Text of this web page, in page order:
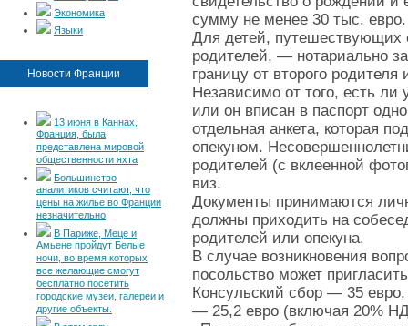
Экономика
Языки
Новости Франции
13 июня в Каннах,
Франция, была
представлена мировой
общественности яхта
Большинство
аналитиков считают, что
цены на жилье во Франции
незначительно
В Париже, Меце и
Амьене пройдут Белые
ночи, во время которых
все желающие смогут
бесплатно посетить
городские музеи, галереи и
другие объекты.
сумму не менее 30 тыс. евро.
Для детей, путешествующих
родителей, — нотариально
границу от второго
Независимо от того, есть ли
или он вписан в паспорт
отдельная анкета, которая
опекуном.
родителей (с вклеенной
виз.
Документы принимаются
должны приходить на
родителей или опекуна.
В случае возникновения
посольство может
Консульский сбор — 35
— 25,2 евро (включая 20%